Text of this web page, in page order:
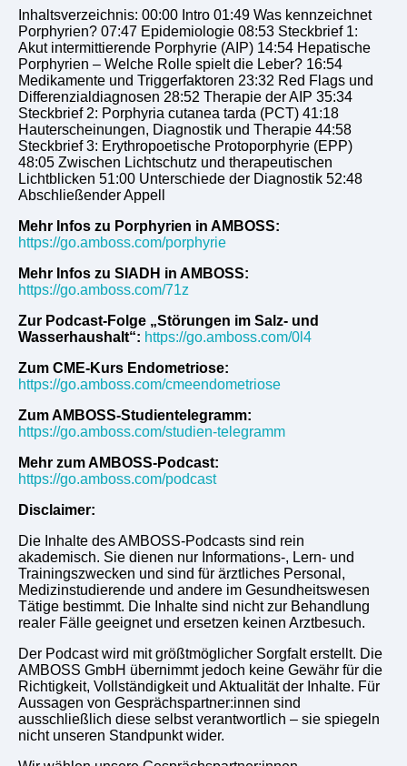
Inhaltsverzeichnis: 00:00 Intro 01:49 Was kennzeichnet
Porphyrien? 07:47 Epidemiologie 08:53 Steckbrief 1:
Akut intermittierende Porphyrie (AIP) 14:54 Hepatische
Porphyrien – Welche Rolle spielt die Leber? 16:54
Medikamente und Triggerfaktoren 23:32 Red Flags und
Differenzialdiagnosen 28:52 Therapie der AIP 35:34
Steckbrief 2: Porphyria cutanea tarda (PCT) 41:18
Hauterscheinungen, Diagnostik und Therapie 44:58
Steckbrief 3: Erythropoetische Protoporphyrie (EPP)
48:05 Zwischen Lichtschutz und therapeutischen
Lichtblicken 51:00 Unterschiede der Diagnostik 52:48
Abschließender Appell
Mehr Infos zu Porphyrien in AMBOSS:
https://go.amboss.com/porphyrie
Mehr Infos zu SIADH in AMBOSS:
https://go.amboss.com/71z
Zur Podcast-Folge „Störungen im Salz- und
Wasserhaushalt“: https://go.amboss.com/0l4
Zum CME-Kurs Endometriose:
https://go.amboss.com/cmeendometriose
Zum AMBOSS-Studientelegramm:
https://go.amboss.com/studien-telegramm
Mehr zum AMBOSS-Podcast:
https://go.amboss.com/podcast
Disclaimer:
Die Inhalte des AMBOSS-Podcasts sind rein
akademisch. Sie dienen nur Informations-, Lern- und
Trainingszwecken und sind für ärztliches Personal,
Medizinstudierende und andere im Gesundheitswesen
Tätige bestimmt. Die Inhalte sind nicht zur Behandlung
realer Fälle geeignet und ersetzen keinen Arztbesuch.
Der Podcast wird mit größtmöglicher Sorgfalt erstellt. Die
AMBOSS GmbH übernimmt jedoch keine Gewähr für die
Richtigkeit, Vollständigkeit und Aktualität der Inhalte. Für
Aussagen von Gesprächspartner:innen sind
ausschließlich diese selbst verantwortlich – sie spiegeln
nicht unseren Standpunkt wider.